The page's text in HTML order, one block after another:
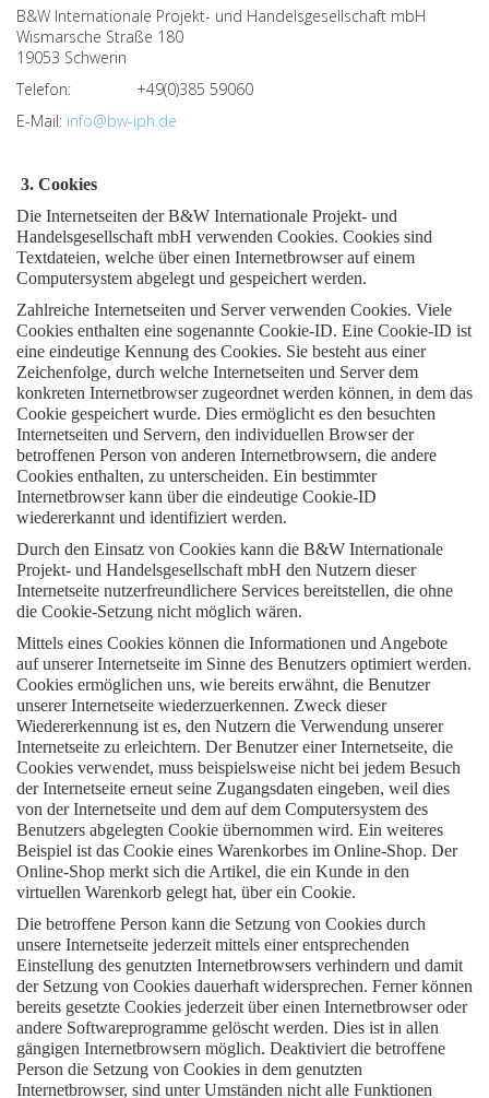
B&W Internationale Projekt- und Handelsgesellschaft mbH
Wismarsche Straße 180
19053 Schwerin
Telefon:
+49(0)385 59060
E-Mail: info@bw-iph.de
3. Cookies
Die Internetseiten der B&W Internationale Projekt- und
Handelsgesellschaft mbH verwenden Cookies. Cookies sind
Textdateien, welche über einen Internetbrowser auf einem
Computersystem abgelegt und gespeichert werden.
Zahlreiche Internetseiten und Server verwenden Cookies. Viele
Cookies enthalten eine sogenannte Cookie-ID. Eine Cookie-ID ist
eine eindeutige Kennung des Cookies. Sie besteht aus einer
Zeichenfolge, durch welche Internetseiten und Server dem
konkreten Internetbrowser zugeordnet werden können, in dem das
Cookie gespeichert wurde. Dies ermöglicht es den besuchten
Internetseiten und Servern, den individuellen Browser der
betroffenen Person von anderen Internetbrowsern, die andere
Cookies enthalten, zu unterscheiden. Ein bestimmter
Internetbrowser kann über die eindeutige Cookie-ID
wiedererkannt und identifiziert werden.
Durch den Einsatz von Cookies kann die B&W Internationale
Projekt- und Handelsgesellschaft mbH den Nutzern dieser
Internetseite nutzerfreundlichere Services bereitstellen, die ohne
die Cookie-Setzung nicht möglich wären.
Mittels eines Cookies können die Informationen und Angebote
auf unserer Internetseite im Sinne des Benutzers optimiert werden.
Cookies ermöglichen uns, wie bereits erwähnt, die Benutzer
unserer Internetseite wiederzuerkennen. Zweck dieser
Wiedererkennung ist es, den Nutzern die Verwendung unserer
Internetseite zu erleichtern. Der Benutzer einer Internetseite, die
Cookies verwendet, muss beispielsweise nicht bei jedem Besuch
der Internetseite erneut seine Zugangsdaten eingeben, weil dies
von der Internetseite und dem auf dem Computersystem des
Benutzers abgelegten Cookie übernommen wird. Ein weiteres
Beispiel ist das Cookie eines Warenkorbes im Online-Shop. Der
Online-Shop merkt sich die Artikel, die ein Kunde in den
virtuellen Warenkorb gelegt hat, über ein Cookie.
Die betroffene Person kann die Setzung von Cookies durch
unsere Internetseite jederzeit mittels einer entsprechenden
Einstellung des genutzten Internetbrowsers verhindern und damit
der Setzung von Cookies dauerhaft widersprechen. Ferner können
bereits gesetzte Cookies jederzeit über einen Internetbrowser oder
andere Softwareprogramme gelöscht werden. Dies ist in allen
gängigen Internetbrowsern möglich. Deaktiviert die betroffene
Person die Setzung von Cookies in dem genutzten
Internetbrowser, sind unter Umständen nicht alle Funktionen